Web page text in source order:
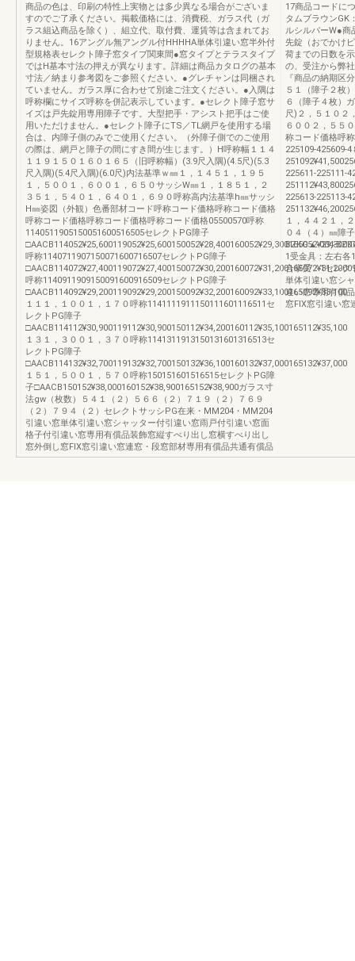
商品の色は、印刷の特性上実物とは多少異なる場合がございま
すのでご了承ください。掲載価格には、消費税、ガラス代（ガ
ラス組込商品を除く）、組立代、取付費、運賃等は含まれてお
りません。16アングル無アングル付HHHHA単体引違い窓半外付
型規格表セレクト障子窓タイプ関東間●窓タイプとテラスタイプ
ではH基本寸法の押えが異なります。詳細は商品カタログの基本
寸法／納まり参考図をご参照ください。●グレチャンは同梱され
ていません。ガラス厚に合わせて別途ご注文ください。●入隅は
呼称欄にサイズ呼称を併記表示しています。●セレクト障子窓サ
イズは戸先錠用専用障子です。大型把手・アシスト把手はご使
用いただけません。●セレクト障子にTS／TL網戸を使用する場
合は、内障子側のみでご使用ください。（外障子側でのご使用
の際は、網戸と障子の間にすき間が生じます。）H呼称幅１１４
１１９１５０１６０１６５（旧呼称幅）(3.9尺入隅)(4.5尺)(5.3
尺入隅)(5.4尺入隅)(6.0尺)内法基準ｗ㎜１，１４５１，１９５
１，５００１，６００１，６５０サッシW㎜１，１８５１，２
３５１，５４０１，６４０１，６９０呼称高内法基準h㎜サッシ
H㎜姿図（外観）色番部材コード呼称コード価格呼称コード価格
呼称コード価格呼称コード価格呼称コード価格05500570呼称
1140511905150051600516505セレクトPG障子
呼称1140711907150071600716507セレクトPG障子
呼称1140911909150091600916509セレクトPG障子
□AACB114092¥29,200119092¥29,200150092¥32,200160092¥33,100165092¥33,100
１１１，１００１，１７０呼称1141111911150111601116511セ
レクトPG障子
□AACB114112¥30,900119112¥30,900150112¥34,200160112¥35,100165112¥35,100
１３１，３００１，３７０呼称1141311913150131601316513セ
レクトPG障子
□AACB114132¥32,700119132¥32,700150132¥36,100160132¥37,000165132¥37,000
１５１，５００１，５７０呼称150151601516515セレクトPG障
子□AACB150152¥38,000160152¥38,900165152¥38,900ガラス寸
法gw（枚数）５４１（２）５６６（２）７１９（２）７６９
（２）７９４（２）セレクトサッシPG在来・MM204・MM204
引違い窓単体引違い窓シャッター付引違い窓雨戸付引違い窓面
格子付引違い窓専用有償品装飾窓縦すべり出し窓横すべり出し
窓外倒し窓FIX窓引違い窓連窓・段窓部材専用有償品共通有償品
17商品コードに
タムブラウンGK
ルシルバーW●商
先錠（おでかけ
荷までの日数を
の、受注から弊
『商品の納期区
５１（障子２枚
６（障子４枚）
尺)２，５１０２
６００２，５５
称コード価格呼
225109-425609-4
225611-225111-
225613-225113-
１，４４２１，
０４（４）㎜障
BZKG▲-004-
1受金具：左右各
合掌受：1セレク
単体引違い窓シ
違い窓専用有償
窓FIX窓引違い窓